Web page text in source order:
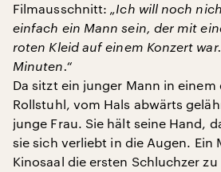
Filmausschnitt: „Ich will noch
einfach ein Mann sein, der mit
roten Kleid auf einem Konzert
Minuten.“
Da sitzt ein junger Mann in einem
Rollstuhl, vom Hals abwärts
junge Frau. Sie hält seine Hand,
sie sich verliebt in die Augen. Ein
Kinosaal die ersten Schluchzer